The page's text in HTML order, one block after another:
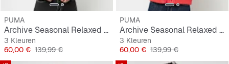
PUMA
Archive Seasonal Relaxed Racer Jacket
3 Kleuren
Prijs
60,00 € Originele Prijs
139,99 €
PUMA
Archive Seasonal Relaxed Racer Jacket
3 Kleuren
Prijs
60,00 € Originele Prijs
139,99 €